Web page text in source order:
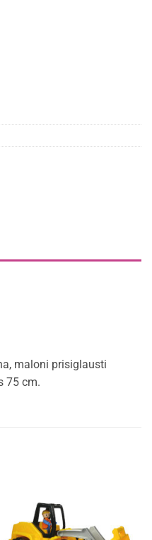
maloni prisiglausti
75 cm.